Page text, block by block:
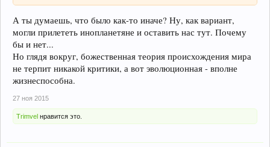
А ты думаешь, что было как-то иначе? Ну, как вариант,
могли прилететь инопланетяне и оставить нас тут. Почему
бы и нет...
Но глядя вокруг, божественная теория происхождения мира
не терпит никакой критики, а вот эволюционная - вполне
жизнеспособна.
27 ноя 2015
Trimvel нравится это.